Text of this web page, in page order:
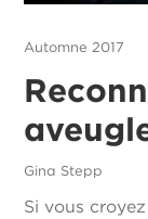
Automne 2017
Gina Stepp
Si vous